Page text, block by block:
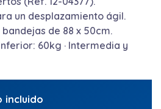
un desplazamiento ágil.
de 88 x 50cm.
60kg · Intermedia y
incluido